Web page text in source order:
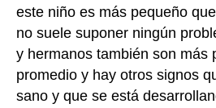
este niño es más pequeño
no suele suponer ningún
y hermanos también son más
promedio y hay otros signos
sano y que se está